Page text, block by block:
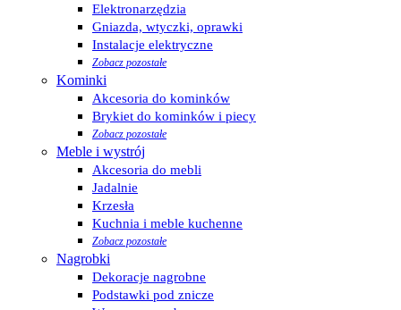
Elektronarzędzia
Gniazda, wtyczki, oprawki
Instalacje elektryczne
Zobacz pozostałe
Kominki
Akcesoria do kominków
Brykiet do kominków i piecy
Zobacz pozostałe
Meble i wystrój
Akcesoria do mebli
Jadalnie
Krzesła
Kuchnia i meble kuchenne
Zobacz pozostałe
Nagrobki
Dekoracje nagrobne
Podstawki pod znicze